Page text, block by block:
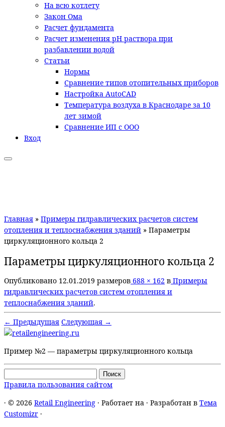
На всю котлету
Закон Ома
Расчет фундамента
Расчет изменения pH раствора при
разбавлении водой
Статьи
Нормы
Сравнение типов отопительных приборов
Настройка AutoCAD
Температура воздуха в Краснодаре за 10
лет зимой
Сравнение ИП с ООО
Вход
Главная » Примеры гидравлических расчетов систем
отопления и теплоснабжения зданий » Параметры
циркуляционного кольца 2
Параметры циркуляционного кольца 2
Опубликовано 12.01.2019 размеров 688 × 162 в Примеры
гидравлических расчетов систем отопления и
теплоснабжения зданий.
← Предыдущая Следующая →
Пример №2 — параметры циркуляционного кольца
Правила пользования сайтом
· © 2026 Retail Engineering · Работает на · Разработан в Тема
Customizr ·